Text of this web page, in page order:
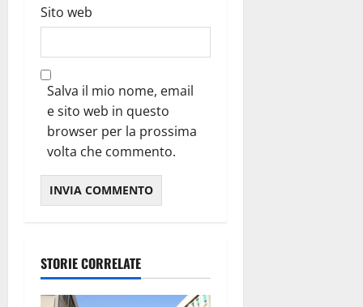
Sito web
Salva il mio nome, email
e sito web in questo
browser per la prossima
volta che commento.
STORIE CORRELATE